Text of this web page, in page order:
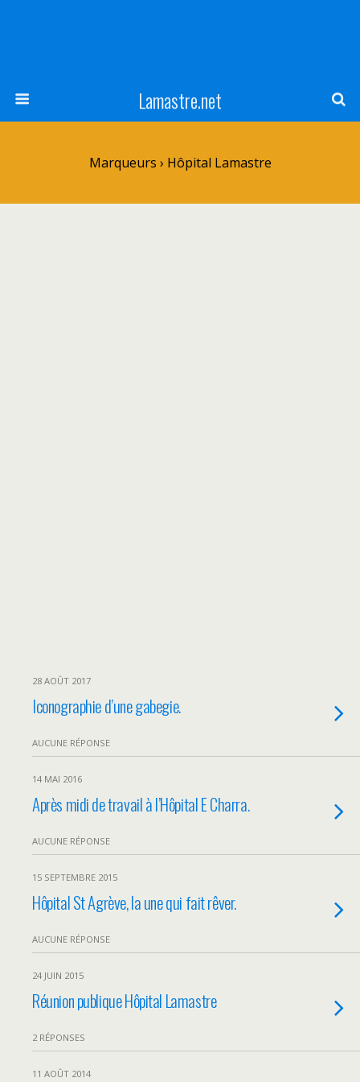
Lamastre.net
Marqueurs › Hôpital Lamastre
28 AOÛT 2017
Iconographie d’une gabegie.
AUCUNE RÉPONSE
14 MAI 2016
Après midi de travail à l’Hôpital E Charra.
AUCUNE RÉPONSE
15 SEPTEMBRE 2015
Hôpital St Agrève, la une qui fait rêver.
AUCUNE RÉPONSE
24 JUIN 2015
Réunion publique Hôpital Lamastre
2 RÉPONSES
11 AOÛT 2014